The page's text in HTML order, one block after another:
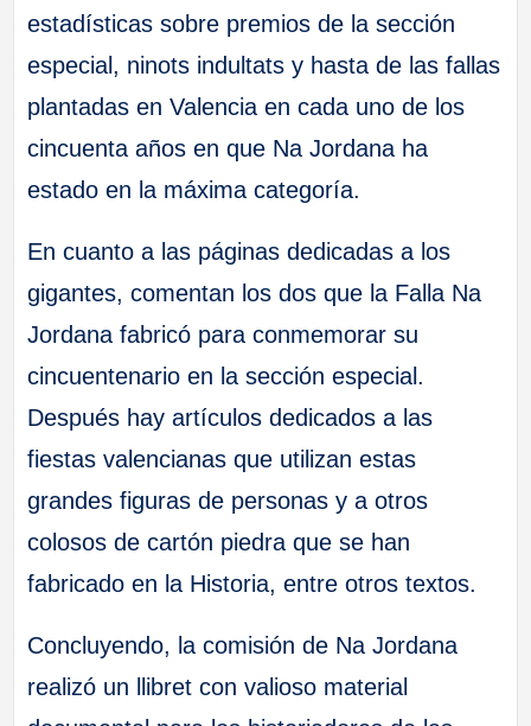
estadísticas sobre premios de la sección
especial, ninots indultats y hasta de las fallas
plantadas en Valencia en cada uno de los
cincuenta años en que Na Jordana ha
estado en la máxima categoría.
En cuanto a las páginas dedicadas a los
gigantes, comentan los dos que la Falla Na
Jordana fabricó para conmemorar su
cincuentenario en la sección especial.
Después hay artículos dedicados a las
fiestas valencianas que utilizan estas
grandes figuras de personas y a otros
colosos de cartón piedra que se han
fabricado en la Historia, entre otros textos.
Concluyendo, la comisión de Na Jordana
realizó un llibret con valioso material